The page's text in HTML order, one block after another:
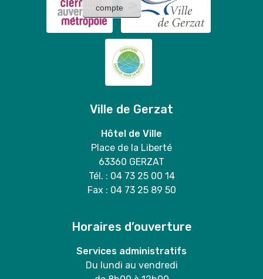
compte
Ville de Gerzat
Hôtel de Ville
Place de la Liberté
63360 GERZAT
Tél. : 04 73 25 00 14
Fax : 04 73 25 89 50
Horaires d’ouverture
Services administratifs
Du lundi au vendredi